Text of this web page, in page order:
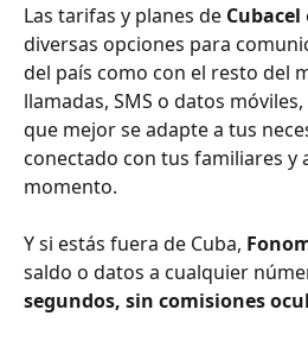
Las tarifas y planes de Cubacel
diversas opciones para
del país como con el resto del
llamadas, SMS o datos
que mejor se adapte a tus
conectado con tus familiares y
momento.
Y si estás fuera de Cuba,
saldo o datos a cualquier
segundos, sin comisiones